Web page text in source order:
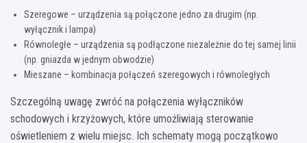
Szeregowe – urządzenia są połączone jedno za drugim (np.
wyłącznik i lampa)
Równoległe – urządzenia są podłączone niezależnie do tej samej linii
(np. gniazda w jednym obwodzie)
Mieszane – kombinacja połączeń szeregowych i równoległych
Szczególną uwagę zwróć na połączenia wyłączników
schodowych i krzyżowych, które umożliwiają sterowanie
oświetleniem z wielu miejsc. Ich schematy mogą początkowo